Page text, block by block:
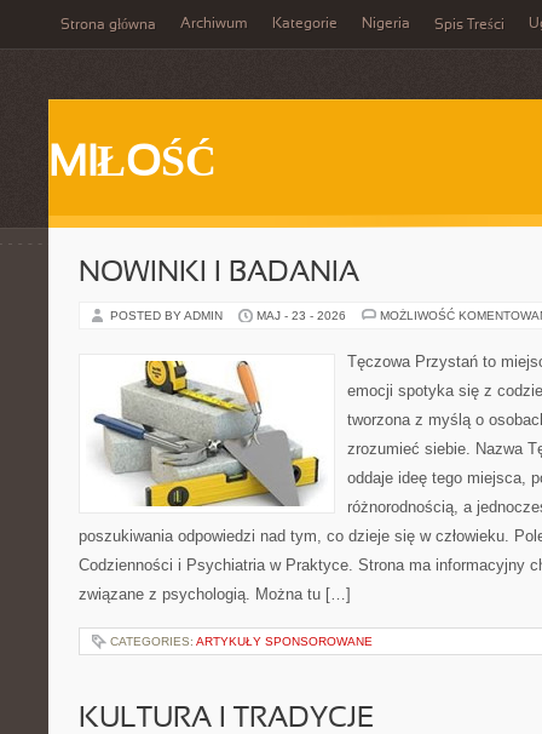
Strona główna Archiwum Kategorie Nigeria Spis Treści
MIŁOŚĆ
NOWINKI I BADANIA
POSTED BY ADMIN MAJ - 23 - 2026 MOŻLIWOŚĆ
Tęczowa Przystań to
emocji spotyka się z
tworzona z myślą o
zrozumieć siebie. Nazwa
oddaje ideę tego miejsca,
różnorodnością, a
poszukiwania odpowiedzi nad tym, co dzieje się w człowieku.
Codzienności i Psychiatria w Praktyce. Strona ma informacyjny
związane z psychologią. Można tu […]
CATEGORIES: ARTYKUŁY SPONSOROWANE
KULTURA I TRADYCJE